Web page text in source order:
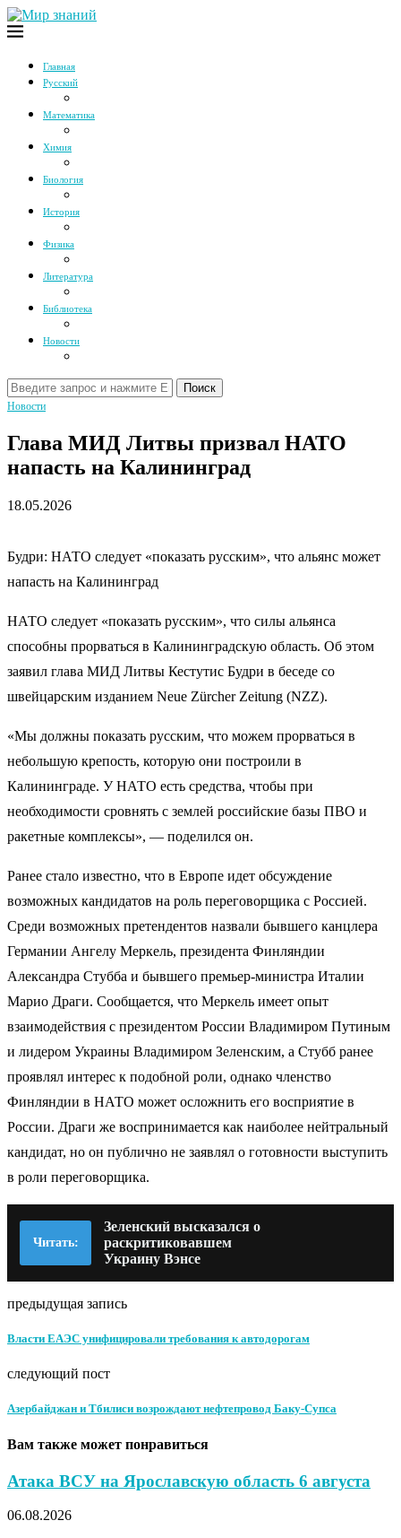
Главная
Русский
Математика
Химия
Биология
История
Физика
Литература
Библиотека
Новости
Поиск
Новости
Глава МИД Литвы призвал НАТО
напасть на Калининград
18.05.2026
Будри: НАТО следует «показать русским», что альянс может
напасть на Калининград
НАТО следует «показать русским», что силы альянса
способны прорваться в Калининградскую область. Об этом
заявил глава МИД Литвы Кестутис Будри в беседе со
швейцарским изданием Neue Zürcher Zeitung (NZZ).
«Мы должны показать русским, что можем прорваться в
небольшую крепость, которую они построили в
Калининграде. У НАТО есть средства, чтобы при
необходимости сровнять с землей российские базы ПВО и
ракетные комплексы», — поделился он.
Ранее стало известно, что в Европе идет обсуждение
возможных кандидатов на роль переговорщика с Россией.
Среди возможных претендентов назвали бывшего канцлера
Германии Ангелу Меркель, президента Финляндии
Александра Стубба и бывшего премьер-министра Италии
Марио Драги. Сообщается, что Меркель имеет опыт
взаимодействия с президентом России Владимиром Путиным
и лидером Украины Владимиром Зеленским, а Стубб ранее
проявлял интерес к подобной роли, однако членство
Финляндии в НАТО может осложнить его восприятие в
России. Драги же воспринимается как наиболее нейтральный
кандидат, но он публично не заявлял о готовности выступить
в роли переговорщика.
Читать:
Зеленский высказался о
раскритиковавшем
Украину Вэнсе
предыдущая запись
Власти ЕАЭС унифицировали требования к автодорогам
следующий пост
Азербайджан и Тбилиси возрождают нефтепровод Баку-Супса
Вам также может понравиться
Атака ВСУ на Ярославскую область 6 августа
06.08.2026